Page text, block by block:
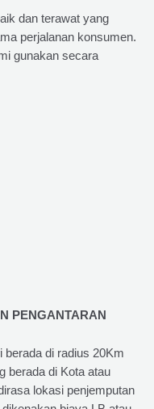
dan terawat yang
perjalanan konsumen.
gunakan secara
PENGANTARAN
berada di radius 20Km
berada di Kota atau
lokasi penjemputan